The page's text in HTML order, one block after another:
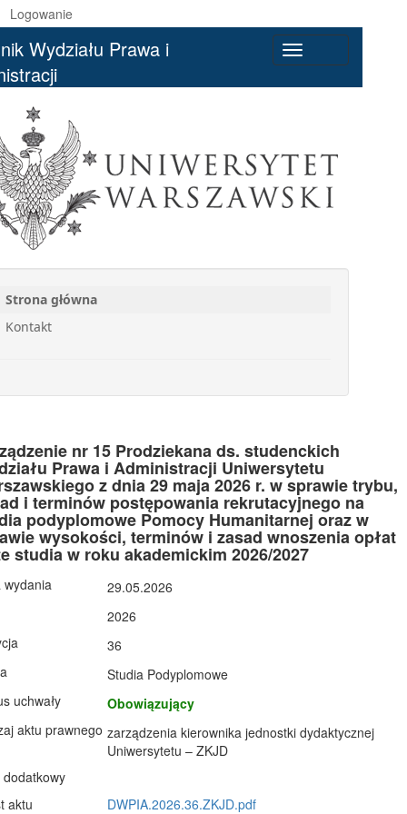
Logowanie
navigation
Wydziału Prawa i
Strona główna
Kontakt
nr 15 Prodziekana ds. studenckich
Prawa i Administracji Uniwersytetu
z dnia 29 maja 2026 r. w sprawie trybu,
i terminów postępowania rekrutacyjnego na
podyplomowe Pomocy Humanitarnej oraz w
wysokości, terminów i zasad wnoszenia opłat
studia w roku akademickim 2026/2027
wydania
29.05.2026
2026
36
Studia Podyplomowe
uchwały
Obowiązujący
aktu prawnego zarządzenia kierownika jednostki dydaktycznej
Uniwersytetu – ZKJD
dodatkowy
aktu
DWPIA.2026.36.ZKJD.pdf